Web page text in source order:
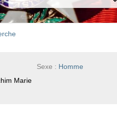
Sexe : Homme
Marie